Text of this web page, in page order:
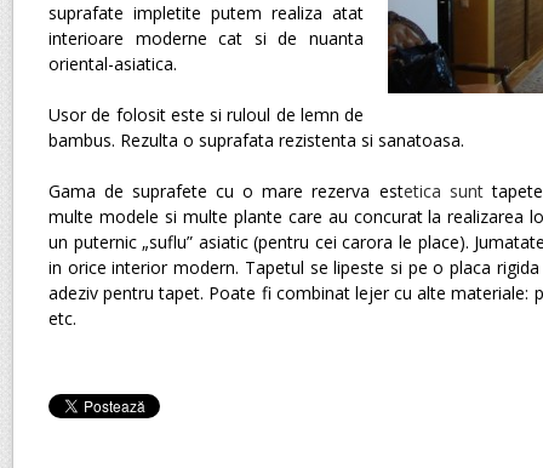
suprafate impletite putem realiza atat
interioare moderne cat si de nuanta
oriental-asiatica.
Usor de folosit este si ruloul de lemn de
bambus. Rezulta o suprafata rezistenta si sanatoasa.
Gama de suprafete cu o mare rezerva estetica sunt
multe modele si multe plante care au concurat la realizarea
un puternic „suflu” asiatic (pentru cei carora le place).
in orice interior modern. Tapetul se lipeste si pe o placa
adeziv pentru tapet. Poate fi combinat lejer cu alte materiale:
etc.